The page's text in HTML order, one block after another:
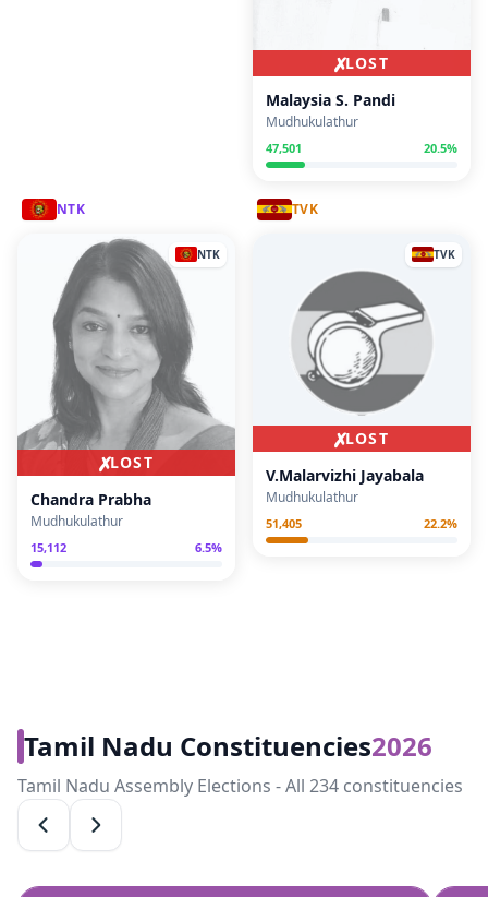
✗LOST
Malaysia S. Pandi
Mudhukulathur
47,501 20.5%
NTK
✗LOST
NTK
Chandra Prabha
Mudhukulathur
15,112 6.5%
TVK
✗LOST
TVK
V.Malarvizhi Jayabala
Mudhukulathur
51,405 22.2%
Tamil Nadu Constituencies2026
Tamil Nadu Assembly Elections - All 234 constituencies